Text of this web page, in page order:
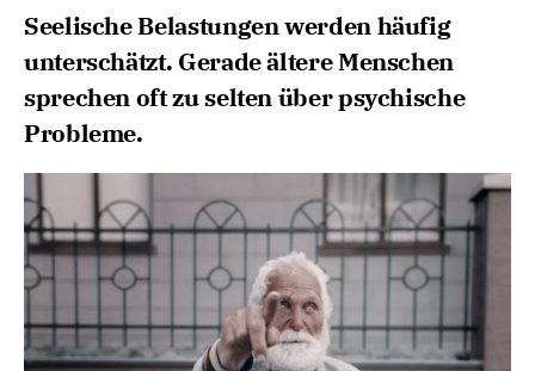
Seelische Belastungen werden häufig
unterschätzt. Gerade ältere Menschen
sprechen oft zu selten über psychische
Probleme.